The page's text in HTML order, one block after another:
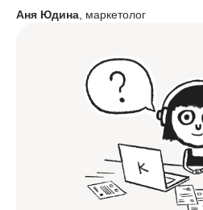
Аня Юдина , маркетолог